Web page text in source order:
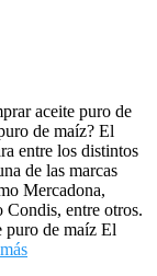
aceite puro de
de maíz? El
entre los distintos
de las marcas
Mercadona,
entre otros.
puro de maíz El